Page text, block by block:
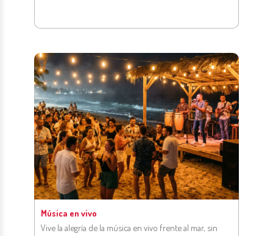
Música en vivo
Vive la alegría de la música en vivo frente al mar, sin